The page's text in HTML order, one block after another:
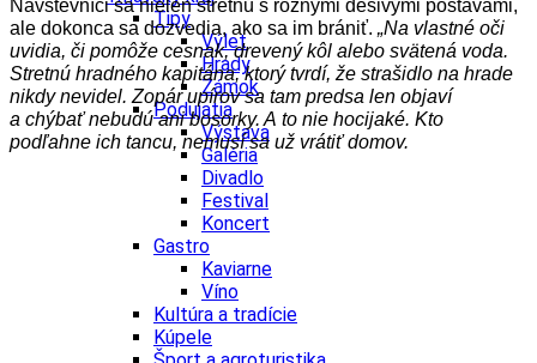
Tipy
Výlet
Hrady
Zámok
Podujatia
Výstava
Galéria
Divadlo
Festival
Koncert
Gastro
Kaviarne
Víno
Kultúra a tradície
Kúpele
Návštevníci sa nielen stretnú s rôznymi desivými postavami,
ale dokonca sa dozvedia, ako sa im brániť. „Na vlastné oči
uvidia, či pomôže cesnak, drevený kôl alebo svätená voda.
Stretnú hradného kapitána, ktorý tvrdí, že strašidlo na hrade
nikdy nevidel. Zopár upírov sa tam predsa len objaví
a chýbať nebudú ani bosorky. A to nie hocijaké. Kto
podľahne ich tancu, nemusí sa už vrátiť domov.